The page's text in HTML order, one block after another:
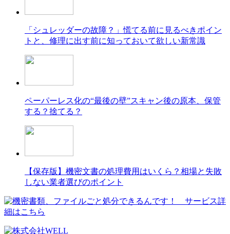
「シュレッダーの故障？」慌てる前に見るべきポイン
トと、修理に出す前に知っておいて欲しい新常識
ペーパーレス化の“最後の壁”スキャン後の原本、保管
する？捨てる？
【保存版】機密文書の処理費用はいくら？相場と失敗
しない業者選びのポイント